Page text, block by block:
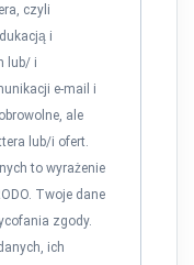
czyli
i
lub/ i
e-mail i
ale
lub/i ofert.
to wyrażenie
Twoje dane
zgody.
ich